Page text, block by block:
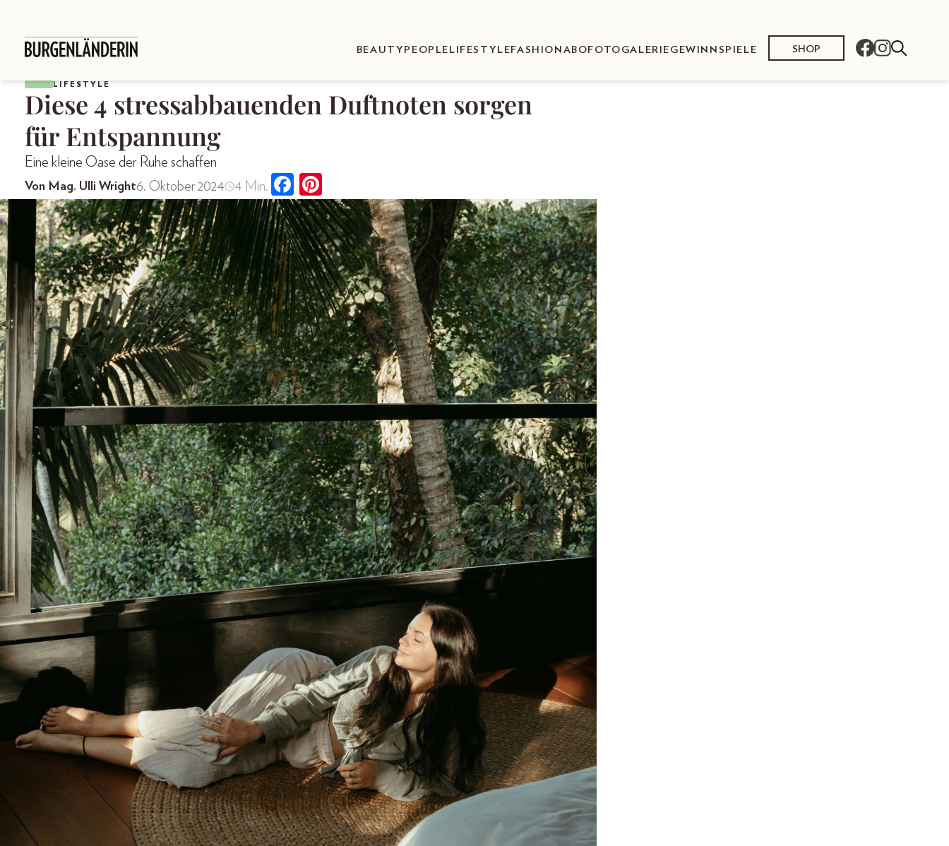
BEAUTY PEOPLE LIFESTYLEFASHION ABOFOTOGALERIE GEWINNSPIELE SHOP
LIFESTYLE
Diese 4 stressabbauenden Duftnoten sorgen
für Entspannung
Eine kleine Oase der Ruhe schaffen
Von Mag. Ulli Wright6. Oktober 2024 4 Min.